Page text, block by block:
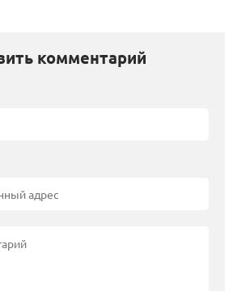
комментарий